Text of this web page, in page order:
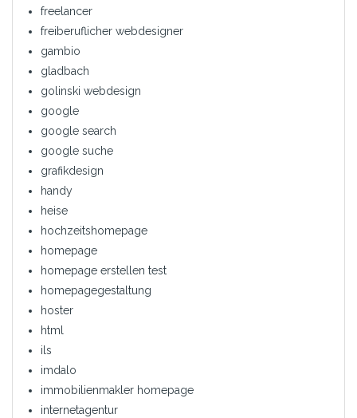
freelancer
freiberuflicher webdesigner
gambio
gladbach
golinski webdesign
google
google search
google suche
grafikdesign
handy
heise
hochzeitshomepage
homepage
homepage erstellen test
homepagegestaltung
hoster
html
ils
imdalo
immobilienmakler homepage
internetagentur